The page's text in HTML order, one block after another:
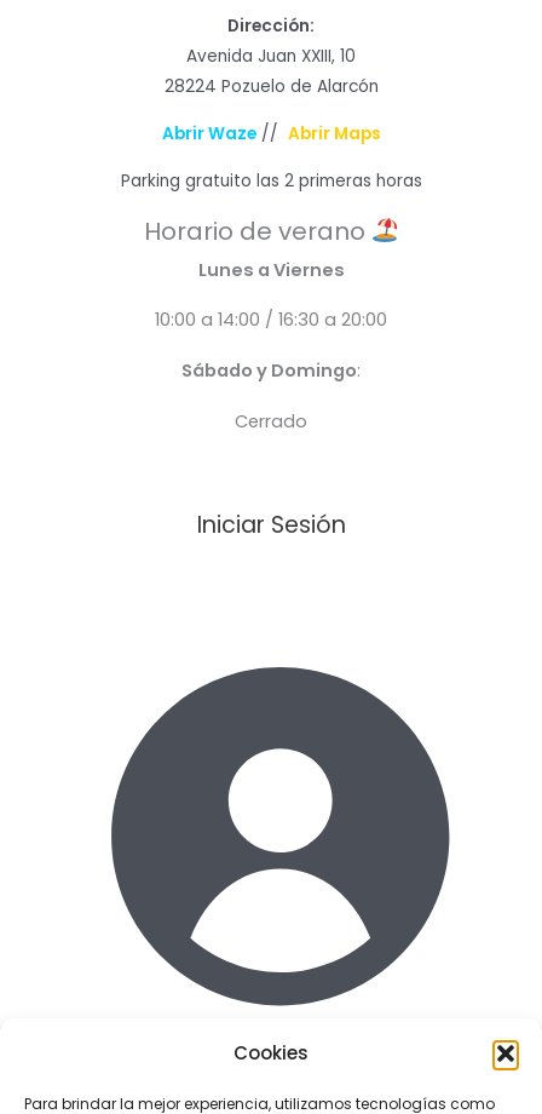
Cookies
Para brindar la mejor experiencia, utilizamos tecnologías como
Dirección:
Avenida Juan XXIII, 10
28224 Pozuelo de Alarcón
Abrir Waze// Abrir Maps
Parking gratuito las 2 primeras horas
Horario de verano
Lunes a Viernes
10:00 a 14:00 / 16:30 a 20:00
Sábado y Domingo:
Cerrado
Iniciar Sesión